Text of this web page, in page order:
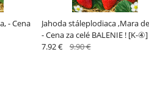
- Cena
Jahoda stáleplodiaca ,Mara
- Cena za celé BALENIE ! [K-④]
7.92 € 9.90 €